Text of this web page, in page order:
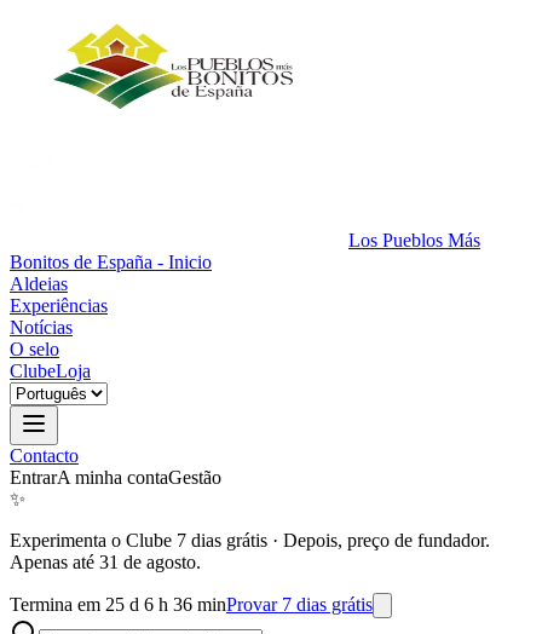
Los Pueblos Más
Bonitos de España - Inicio
Aldeias
Experiências
Notícias
O selo
ClubeLoja
Contacto
EntrarA minha contaGestão
✨
Experimenta o Clube 7 dias grátis · Depois, preço de fundador.
Apenas até 31 de agosto.
Termina em 25 d 6 h 36 minProvar 7 dias grátis